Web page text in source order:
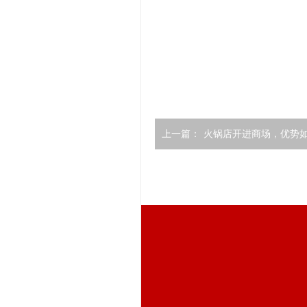
上一篇： 火锅店开进商场，优势